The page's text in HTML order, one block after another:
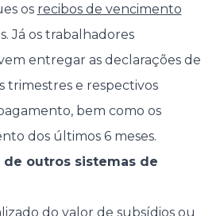
os recibos de vencimento
Já os trabalhadores
entregar as declarações de
trimestres e respectivos
bem como os
dos últimos 6 meses.
outros sistemas de
do valor de subsídios ou